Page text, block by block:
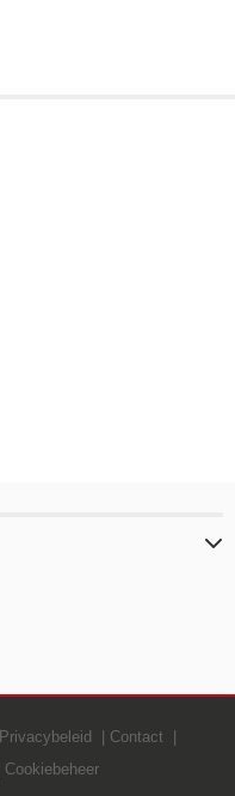
Privacybeleid
Contact
Cookiebeheer